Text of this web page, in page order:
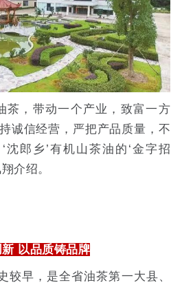
茶，带动一个产业，致富一方
诚信经营，严把产品质量，不
沈郎乡’有机山茶油的‘金字招
介绍。
以品质铸品牌
早，是全省油茶第一大县、